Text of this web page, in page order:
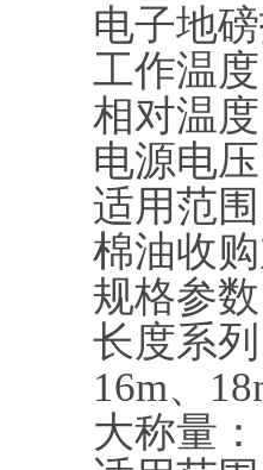
电子地
工作温
相对温
电源电
适用范
棉油收
规格参
长度系
16m、
大称量